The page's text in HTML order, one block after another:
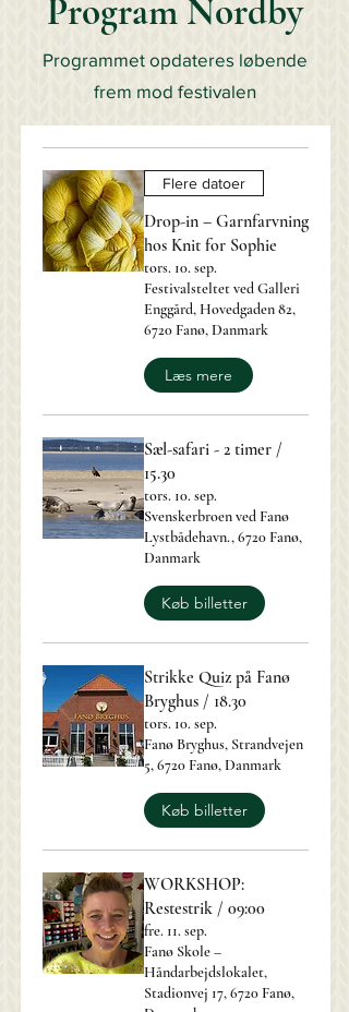
Program Nordby
Programmet opdateres løbende
frem mod festivalen
Flere datoer
Drop-in – Garnfarvning
hos Knit for Sophie
tors. 10. sep.
Festivalsteltet ved Galleri
Enggård, Hovedgaden 82,
6720 Fanø, Danmark
Læs mere
Sæl-safari - 2 timer /
15.30
tors. 10. sep.
Svenskerbroen ved Fanø
Lystbådehavn., 6720 Fanø,
Danmark
Køb billetter
Strikke Quiz på Fanø
Bryghus / 18.30
tors. 10. sep.
Fanø Bryghus, Strandvejen
5, 6720 Fanø, Danmark
Køb billetter
WORKSHOP:
Restestrik / 09:00
fre. 11. sep.
Fanø Skole –
Håndarbejdslokalet,
Stadionvej 17, 6720 Fanø,